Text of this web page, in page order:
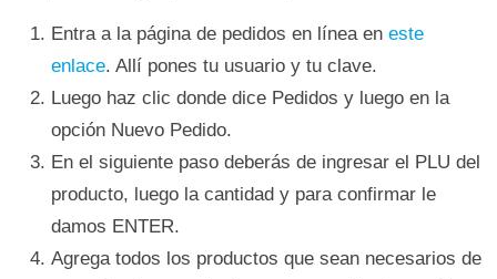
Entra a la página de pedidos en línea en este
enlace. Allí pones tu usuario y tu clave.
Luego haz clic donde dice Pedidos y luego en la
opción Nuevo Pedido.
En el siguiente paso deberás de ingresar el PLU del
producto, luego la cantidad y para confirmar le
damos ENTER.
Agrega todos los productos que sean necesarios de